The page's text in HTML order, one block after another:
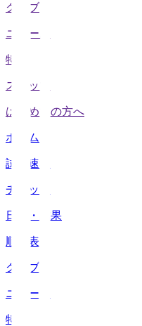
クラブ
ニュース
特集
スタッツ
はじめての方へ
ホーム
試合速報
チケット
日程・結果
順位表
クラブ
ニュース
特集